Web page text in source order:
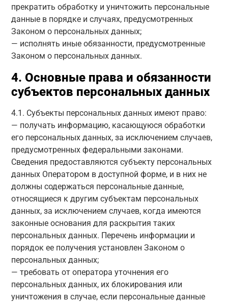
прекратить обработку и уничтожить персональные
данные в порядке и случаях, предусмотренных
Законом о персональных данных;
— исполнять иные обязанности, предусмотренные
Законом о персональных данных.
4. Основные права и обязанности
субъектов персональных данных
4.1. Субъекты персональных данных имеют право:
— получать информацию, касающуюся обработки
его персональных данных, за исключением случаев,
предусмотренных федеральными законами.
Сведения предоставляются субъекту персональных
данных Оператором в доступной форме, и в них не
должны содержаться персональные данные,
относящиеся к другим субъектам персональных
данных, за исключением случаев, когда имеются
законные основания для раскрытия таких
персональных данных. Перечень информации и
порядок ее получения установлен Законом о
персональных данных;
— требовать от оператора уточнения его
персональных данных, их блокирования или
уничтожения в случае, если персональные данные